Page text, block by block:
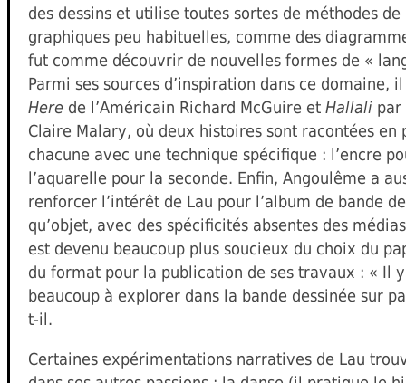
des dessins et utilise toutes sortes de méthodes
graphiques peu habituelles, comme des
fut comme découvrir de nouvelles formes de «
Parmi ses sources d’inspiration dans ce domaine,
Here de l’Américain Richard McGuire et Hallali par
Claire Malary, où deux histoires sont racontées en
chacune avec une technique spécifique : l’encre
l’aquarelle pour la seconde. Enfin, Angoulême a
renforcer l’intérêt de Lau pour l’album de bande
qu’objet, avec des spécificités absentes des
est devenu beaucoup plus soucieux du choix du
du format pour la publication de ses travaux : « Il
beaucoup à explorer dans la bande dessinée sur
t-il.
Certaines expérimentations narratives de Lau